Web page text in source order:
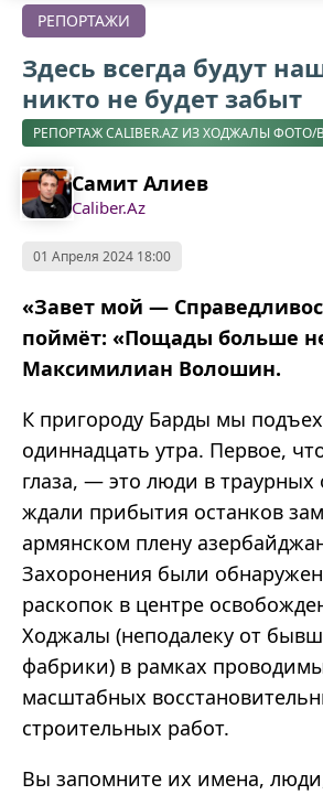
РЕПОРТАЖИ
Здесь всегда будут
никто не будет забыт
РЕПОРТАЖ CALIBER.AZ ИЗ ХОДЖАЛЫ
Самит Алиев
Caliber.Az
01 Апреля 2024 18:00
«Завет мой —
поймёт: «Пощады больше
Максимилиан Волошин.
К пригороду Барды мы
одиннадцать утра. Первое,
глаза, — это люди в траурных
ждали прибытия останков
армянском плену
Захоронения были
раскопок в центре
Ходжалы (неподалеку от
фабрики) в рамках
масштабных
строительных работ.
Вы запомните их имена,